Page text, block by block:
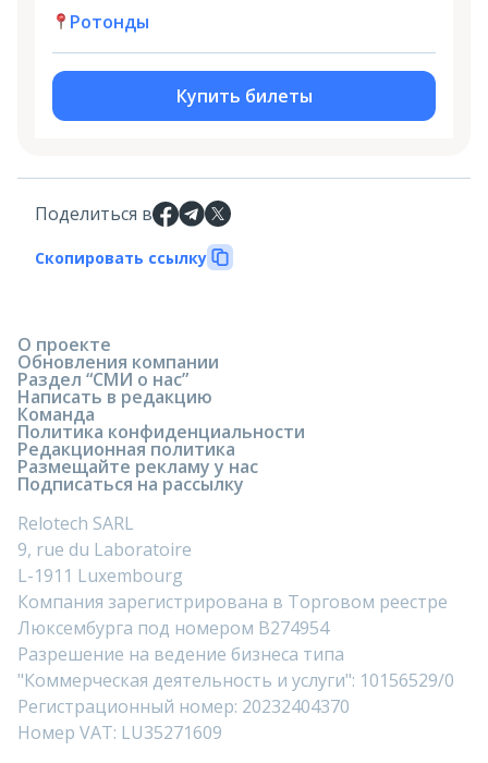
Ротонды
Купить билеты
Поделиться в
Скопировать ссылку
О проекте
Обновления компании
Раздел “СМИ о нас”
Написать в редакцию
Команда
Политика конфиденциальности
Редакционная политика
Размещайте рекламу у нас
Подписаться на рассылку
Relotech SARL
9, rue du Laboratoire
L-1911 Luxembourg
Компания зарегистрирована в Торговом реестре
Люксембурга под номером B274954
Разрешение на ведение бизнеса типа
"Коммерческая деятельность и услуги": 10156529/0
Регистрационный номер: 20232404370
Номер VAT: LU35271609